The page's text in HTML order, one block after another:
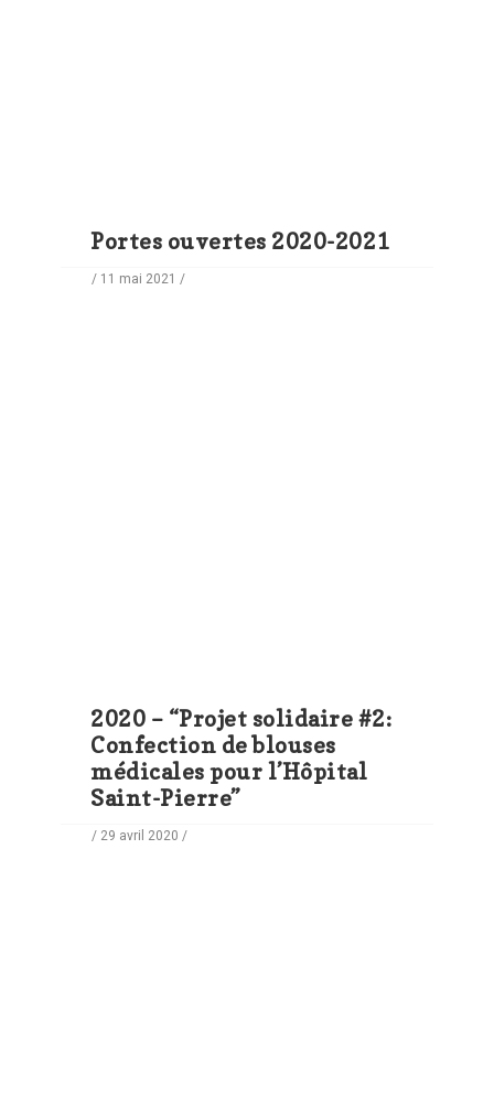
Portes ouvertes 2020-2021
/ 11 mai 2021 /
2020 – “Projet solidaire #2:
Confection de blouses
médicales pour l’Hôpital
Saint-Pierre”
/ 29 avril 2020 /